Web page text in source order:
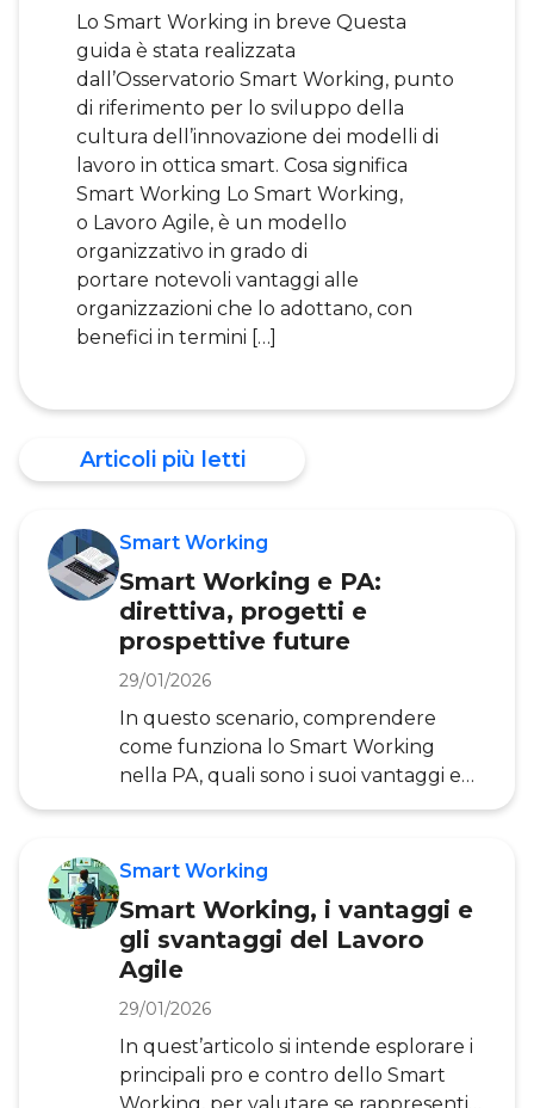
Lo Smart Working in breve Questa
guida è stata realizzata
dall’Osservatorio Smart Working, punto
di riferimento per lo sviluppo della
cultura dell’innovazione dei modelli di
lavoro in ottica smart. Cosa significa
Smart Working Lo Smart Working,
o Lavoro Agile, è un modello
organizzativo in grado di
portare notevoli vantaggi alle
organizzazioni che lo adottano, con
benefici in termini […]
Articoli più letti
Smart Working
Smart Working e PA:
direttiva, progetti e
prospettive future
29/01/2026
In questo scenario, comprendere
come funziona lo Smart Working
nella PA, quali sono i suoi vantaggi e
come si sta evolvendo diventa
concrete sarà l’Osservatorio Smart
ricerche approfondite sul Lavoro Agile
e sulle sue implicazioni per il settore
pubblico e privato. A livello normativo,
infatti, lo Smart Working, è stato
introdotto con la Legge n°81/2017 .
Con questa normativa, quindi, si
definisce il L
Smart Working
Smart Working, i vantaggi e
gli svantaggi del Lavoro
Agile
29/01/2026
In quest’articolo si intende esplorare i
principali pro e contro dello Smart